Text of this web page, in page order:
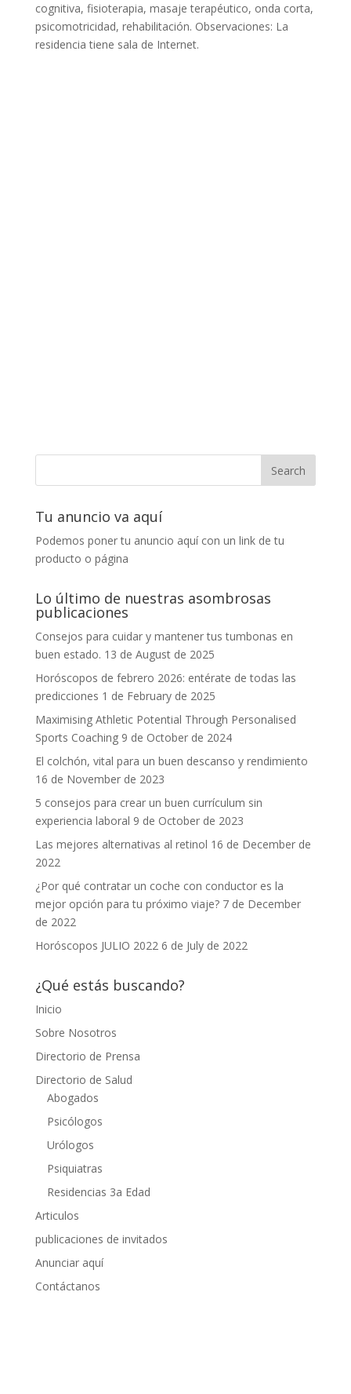
cognitiva, fisioterapia, masaje terapéutico, onda corta,
psicomotricidad, rehabilitación. Observaciones: La
residencia tiene sala de Internet.
Tu anuncio va aquí
Podemos poner tu anuncio aquí con un link de tu
producto o página
Lo último de nuestras asombrosas
publicaciones
Consejos para cuidar y mantener tus tumbonas en
buen estado. 13 de August de 2025
Horóscopos de febrero 2026: entérate de todas las
predicciones 1 de February de 2025
Maximising Athletic Potential Through Personalised
Sports Coaching 9 de October de 2024
El colchón, vital para un buen descanso y rendimiento
16 de November de 2023
5 consejos para crear un buen currículum sin
experiencia laboral 9 de October de 2023
Las mejores alternativas al retinol 16 de December de
2022
¿Por qué contratar un coche con conductor es la
mejor opción para tu próximo viaje? 7 de December
de 2022
Horóscopos JULIO 2022 6 de July de 2022
¿Qué estás buscando?
Inicio
Sobre Nosotros
Directorio de Prensa
Directorio de Salud
Abogados
Psicólogos
Urólogos
Psiquiatras
Residencias 3a Edad
Articulos
publicaciones de invitados
Anunciar aquí
Contáctanos